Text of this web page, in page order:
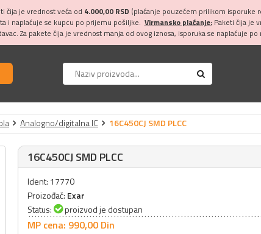
čija je vrednost veća od 4.000,00 RSD (plaćanje pouzećem prilikom isporuke
i naplaćuje se kupcu po prijemu pošiljke. Virmansko plaćanje:Paketi čija je
Za pakete čija je vrednost manja od ovog iznosa, isporuka se naplaćuje
Analogno/digitalna IC 16C450CJ SMD PLCC
16C450CJ SMD PLCC
Ident: 17770
Proizođač: Exar
Status:
proizvod je dostupan
MP cena: 990,00 Din